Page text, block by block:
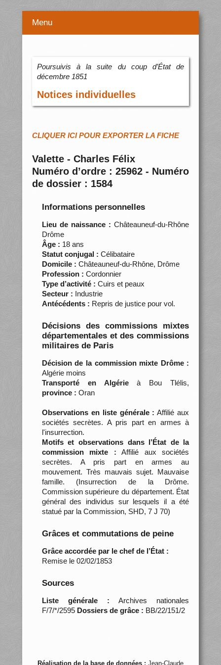
Menu
Poursuivis à la suite du coup d’État de
décembre 1851
Notices individuelles
CLIQUER ICI POUR EXPORTER LA FICHE
Valette - Charles Félix
Numéro d’ordre : 25962 - Numéro
de dossier : 1584
Informations personnelles
Lieu de naissance : Châteauneuf-du-Rhône
Drôme
Âge : 18 ans
Statut conjugal : Célibataire
Domicile : Châteauneuf-du-Rhône, Drôme
Profession : Cordonnier
Type d’activité : Cuirs et peaux
Secteur : Industrie
Antécédents : Repris de justice pour vol.
Décisions des commissions mixtes
départementales et des commissions
militaires de Paris
Décision de la commission mixte Drôme :
Algérie moins
Transporté en Algérieà Bou Tlélis,
province : Oran
Observations en liste générale : Affilié aux
sociétés secrètes. A pris part en armes à
l'insurrection.
Motifs et observations dans l’État de la
commission mixte : Affilié aux sociétés
secrètes. A pris part en armes au
mouvement. Très mauvais sujet. Mauvaise
famille. (Insurrection de la Drôme.
Commission supérieure du département. État
général des individus sur lesquels il a été
statué par la Commission, SHD, 7 J 70)
Grâces et commutations de peine
Grâce accordée par le chef de l’État :
Remise le 02/02/1853
Sources
Liste générale : Archives nationales
F/7/*/2595 Dossiers de grâce : BB/22/151/2
Réalisation de la base de données : Jean-Claude